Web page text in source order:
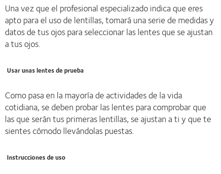
Una vez que el profesional especializado indica que eres
apto para el uso de lentillas, tomará una serie de medidas y
datos de tus ojos para seleccionar las lentes que se ajustan
a tus ojos.
Usar unas lentes de prueba
Como pasa en la mayoría de actividades de la vida
cotidiana, se deben probar las lentes para comprobar que
las que serán tus primeras lentillas, se ajustan a ti y que te
sientes cómodo llevándolas puestas.
Instrucciones de uso